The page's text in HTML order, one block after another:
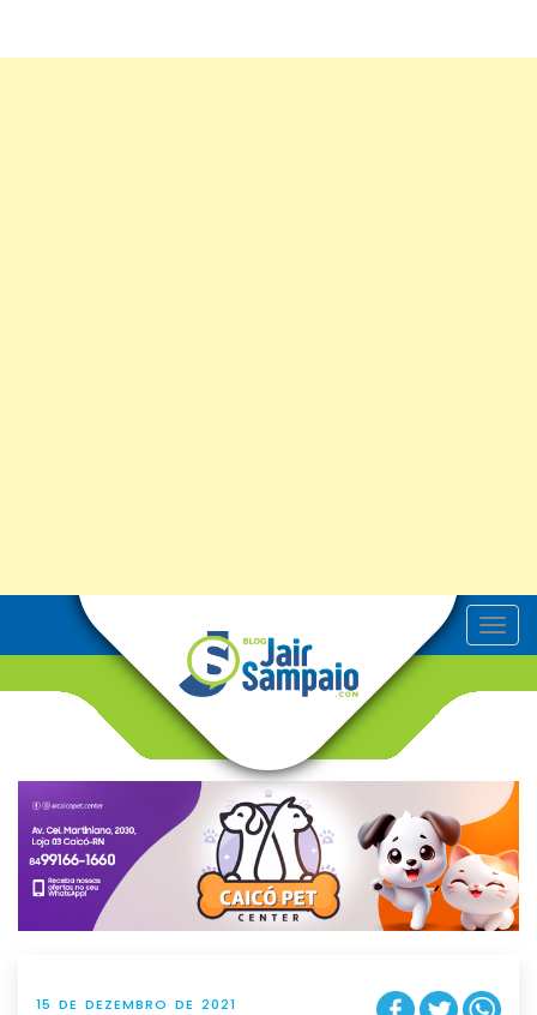
T
o
v
g
t
i
o
n
15 DE DEZEMBRO DE 2021